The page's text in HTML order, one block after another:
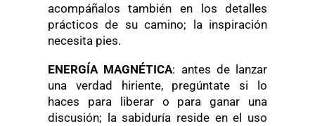
acompáñalos también en los detalles
prácticos de su camino; la inspiración
necesita pies.
ENERGÍA MAGNÉTICA: antes de lanzar
una verdad hiriente, pregúntate si lo
haces para liberar o para ganar una
discusión; la sabiduría reside en el uso